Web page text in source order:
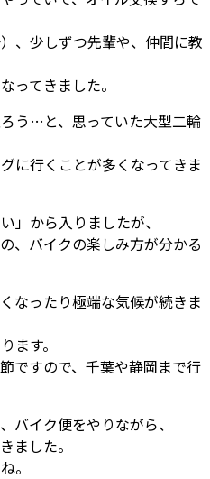
、少しずつ先輩や、仲間に教
ってきました。
う…と、思っていた大型二輪
に行くことが多くなってきま
」から入りましたが、
、バイクの楽しみ方が分かる
なったり極端な気候が続きま
ます。
ですので、千葉や静岡まで行
バイク便をやりながら、
ました。
。